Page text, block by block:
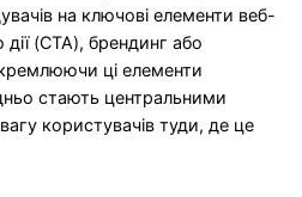
на ключові елементи веб-
(CTA), брендинг або
ці елементи
стають центральними
користувачів туди, де це